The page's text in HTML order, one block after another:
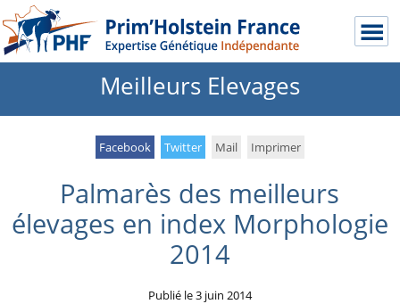
Meilleurs Elevages
Facebook Twitter Mail Imprimer
Palmarès des meilleurs
élevages en index Morphologie
2014
Publié le3 juin 2014